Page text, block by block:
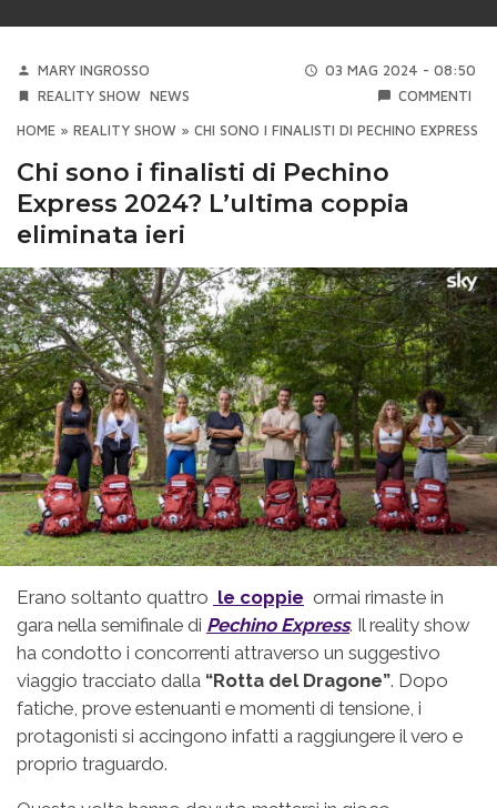
MARY INGROSSO
03 MAG 2024 - 08:50
REALITY SHOW NEWS COMMENTI
HOME » REALITY SHOW » CHI SONO I FINALISTI DI PECHINO EXPRESS
Chi sono i finalisti di Pechino
Express 2024? L’ultima coppia
eliminata ieri
Erano soltanto quattro le coppie ormai rimaste in
gara nella semifinale di Pechino Express. Il reality show
ha condotto i concorrenti attraverso un suggestivo
viaggio tracciato dalla “Rotta del Dragone”. Dopo
fatiche, prove estenuanti e momenti di tensione, i
protagonisti si accingono infatti a raggiungere il vero e
proprio traguardo.